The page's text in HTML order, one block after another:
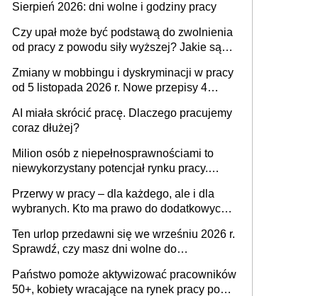
zespołu
Sierpień 2026: dni wolne i godziny pracy
Czy upał może być podstawą do zwolnienia
od pracy z powodu siły wyższej? Jakie są
Zmiany w mobbingu i dyskryminacji w pracy
od 5 listopada 2026 r. Nowe przepisy 4
Ustaw
AI miała skrócić pracę. Dlaczego pracujemy
coraz dłużej?
Milion osób z niepełnosprawnościami to
niewykorzystany potencjał rynku pracy.
dofinansowań czy refundacji, ale bariery po
stronie systemu i świadomości
pracodawców [WYWIAD]
Przerwy w pracy – dla każdego, ale i dla
wybranych. Kto ma prawo do dodatkowych
Ten urlop przedawni się we wrześniu 2026 r.
Sprawdź, czy masz dni wolne do
Państwo pomoże aktywizować pracowników
50+, kobiety wracające na rynek pracy po